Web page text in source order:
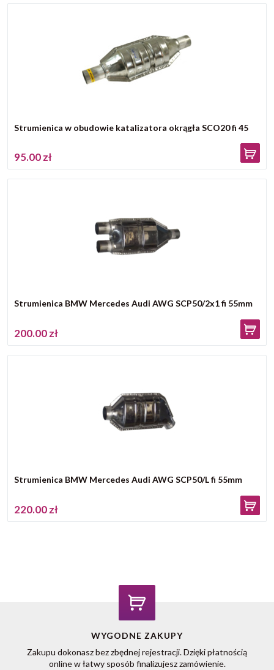
Strumienica w obudowie katalizatora okrągła SCO20 fi 45
95.00 zł
Strumienica BMW Mercedes Audi AWG SCP50/2x1 fi 55mm
200.00 zł
Strumienica BMW Mercedes Audi AWG SCP50/L fi 55mm
220.00 zł
WYGODNE ZAKUPY
Zakupu dokonasz bez zbędnej rejestracji. Dzięki płatnością
online w łatwy sposób finalizujesz zamówienie.